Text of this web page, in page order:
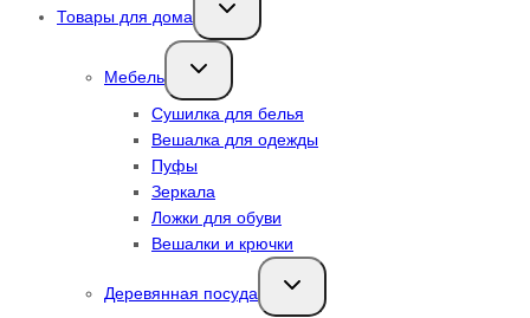
Товары для дома
дочернее
Мебель
Переключить
дочернее
Сушилка для белья
Вешалка для одежды
Пуфы
Зеркала
Ложки для обуви
Вешалки и крючки
Деревянная посуда
Переключить
дочернее